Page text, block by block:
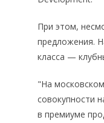
При этом,
предложения.
класса —
"На
совокупности
в премиуме